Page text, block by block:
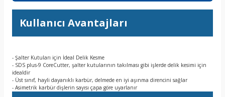
Kullanıcı Avantajları
- Şalter Kutuları için İdeal Delik Kesme
- SDS plus-9 CoreCutter, şalter kutularının takılması gibi işlerde delik kesimi için
idealdir
- Üst sınıf, hayli dayanıklı karbür, delmede en iyi aşınma direncini sağlar
- Asimetrik karbür dişlerin sayısı çapa göre uyarlanır